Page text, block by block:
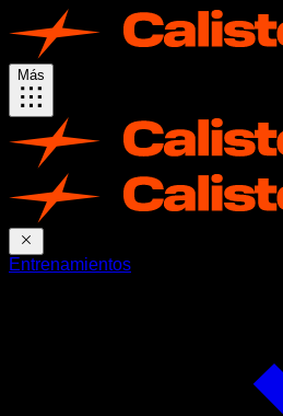
Más
Entrenamientos